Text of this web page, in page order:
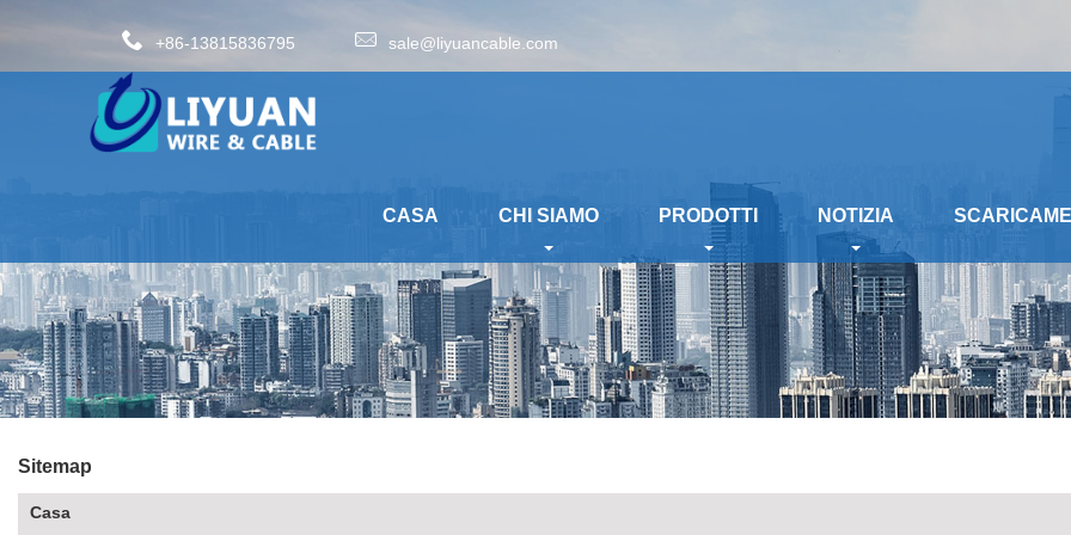
+86-13815836795 sale@liyuancable.com
CASA CHI SIAMO PRODOTTI NOTIZIA
Sitemap
Casa